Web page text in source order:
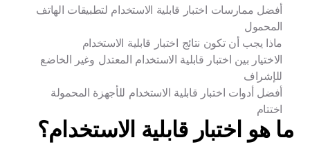
أفضل ممارسات اختبار قابلية الاستخدام لتطبيقات الهاتف
المحمول
ماذا يجب أن تكون نتائج اختبار قابلية الاستخدام
الاختيار بين اختبار قابلية الاستخدام المعتدل وغير الخاضع
للإشراف
أفضل أدوات اختبار قابلية الاستخدام للأجهزة المحمولة
اختتام
ما هو اختبار قابلية الاستخدام؟